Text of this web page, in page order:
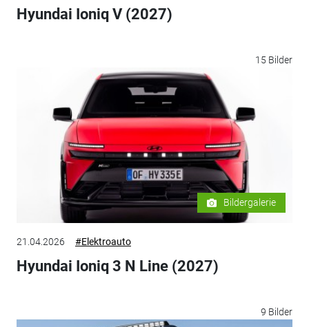
Hyundai Ioniq V (2027)
15 Bilder
Bildergalerie
21.04.2026 #Elektroauto
Hyundai Ioniq 3 N Line (2027)
9 Bilder